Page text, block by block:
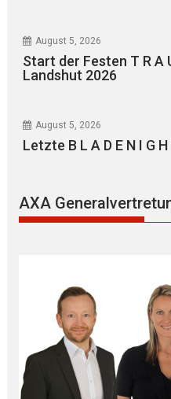
August 5, 2026
Start der Festen T R A
Landshut 2026
August 5, 2026
Letzte B L A D E N I G
AXA